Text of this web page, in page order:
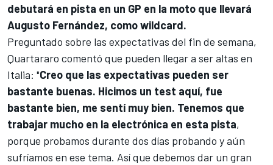
debutará en pista en un GP en la moto que llevará
Augusto Fernández, como wildcard.
Preguntado sobre las expectativas del fin de semana,
Quartararo comentó que pueden llegar a ser altas en
Italia: "Creo que las expectativas pueden ser
bastante buenas. Hicimos un test aquí, fue
bastante bien, me sentí muy bien. Tenemos que
trabajar mucho en la electrónica en esta pista,
porque probamos durante dos días probando y aún
sufríamos en ese tema. Así que debemos dar un gran